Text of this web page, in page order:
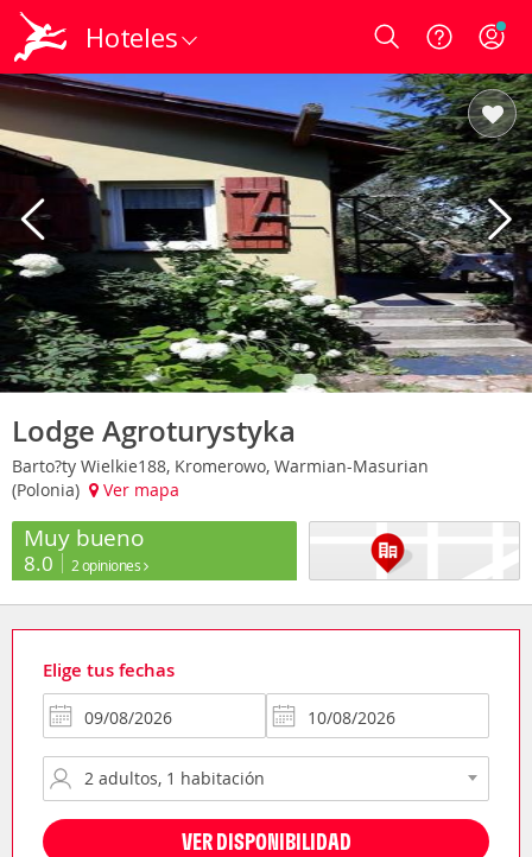
Hoteles Login
Lodge Agroturystyka
Barto?ty Wielkie188, Kromerowo, Warmian-Masurian
(Polonia)
Ver mapa
Muy bueno
8.0 2 opiniones
Elige tus fechas
VER DISPONIBILIDAD